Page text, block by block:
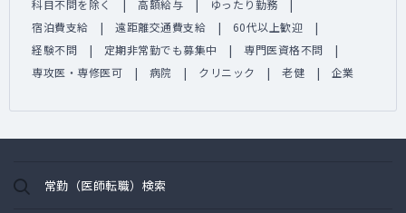
科目不問を除く
高額給与
ゆったり勤務
宿泊費支給
遠距離交通費支給
60代以上歓迎
経験不問
定期非常勤でも募集中
専門医資格不問
専攻医・専修医可
病院 クリニック 老健 企業
常勤（医師転職）検索